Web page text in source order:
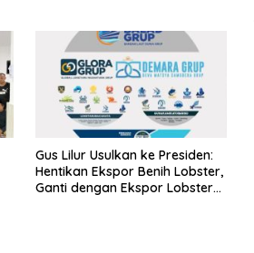
Gus Lilur Usulkan ke Presiden:
Hentikan Ekspor Benih Lobster,
Ganti dengan Ekspor Lobster